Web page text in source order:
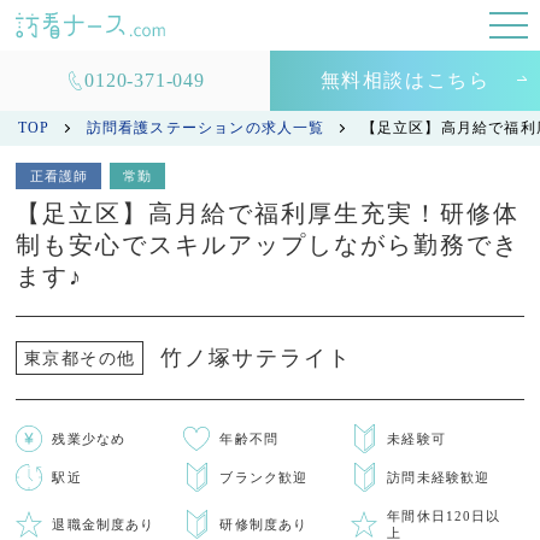
0120-371-049 無料相談はこちら
TOP 訪問看護ステーションの求人一覧 【足立区】高月給で福
正看護師 常勤
【足立区】高月給で福利厚生充実！研修体
制も安心でスキルアップしながら勤務でき
ます♪
東京都その他 竹ノ塚サテライト
残業少なめ 年齢不問 未経験可
駅近 ブランク歓迎 訪問未経験歓迎
退職金制度あり 研修制度あり
年間休日120日以
上